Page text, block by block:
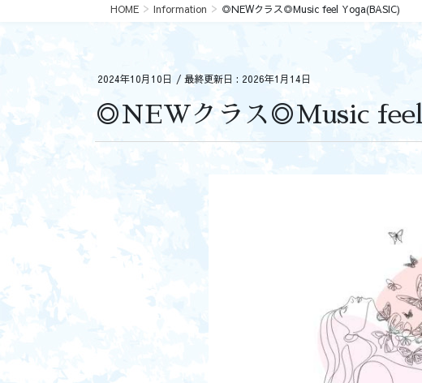
HOME Information ◎NEWクラス◎Music feel Yoga(BASIC)
2024年10月10日 / 最終更新日 : 2026年1月14日
◎NEWクラス◎Music